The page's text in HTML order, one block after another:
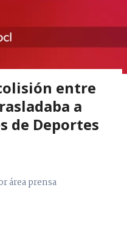
entre
a
de Deportes
área prensa